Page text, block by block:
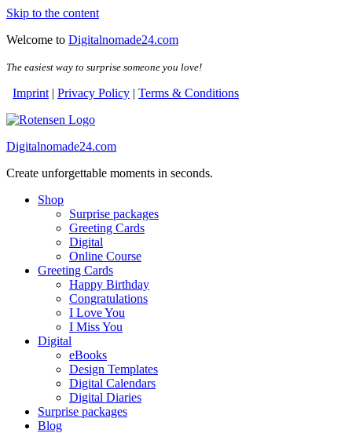
Skip to the content
Welcome to Digitalnomade24.com
The easiest way to surprise someone you love!
Imprint | Privacy Policy | Terms & Conditions
Digitalnomade24.com
Create unforgettable moments in seconds.
Shop
Surprise packages
Greeting Cards
Digital
Online Course
Greeting Cards
Happy Birthday
Congratulations
I Love You
I Miss You
Digital
eBooks
Design Templates
Digital Calendars
Digital Diaries
Surprise packages
Blog